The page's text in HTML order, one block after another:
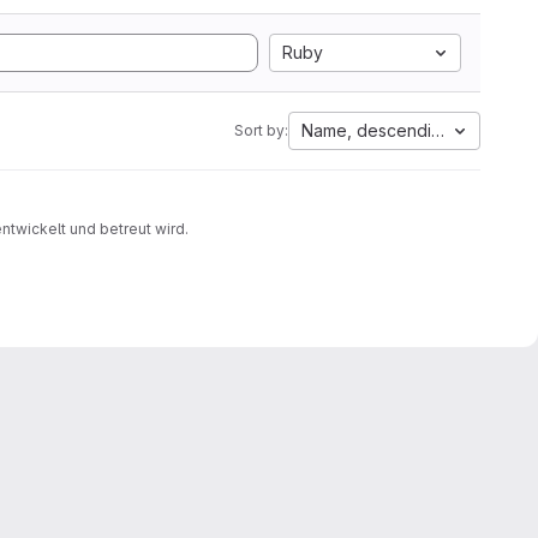
Ruby
Sort by: Name, descending
und betreut wird.